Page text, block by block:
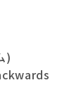
)